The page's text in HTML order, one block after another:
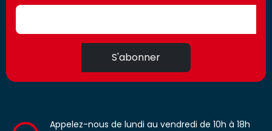
S'abonner
Appelez-nous de lundi au vendredi de 10h à 18h